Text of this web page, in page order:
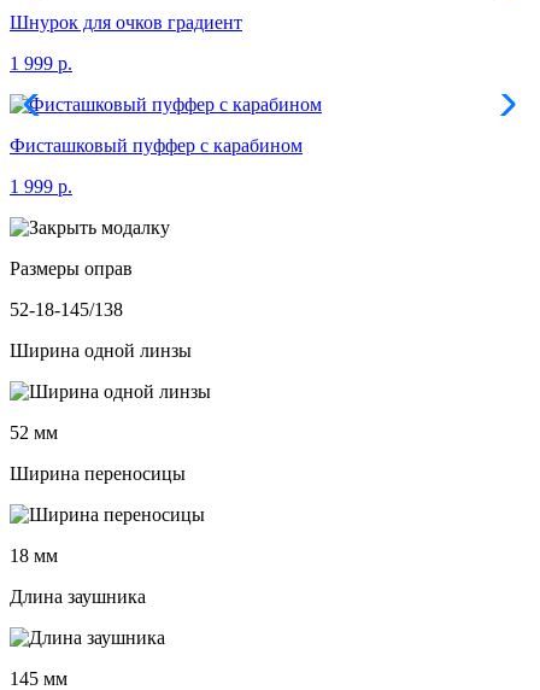
Шнурок для очков градиент
1 999 р.
Фисташковый пуффер с карабином
1 999 р.
Размеры оправ
52-18-145/138
Ширина одной линзы
52 мм
Ширина переносицы
18 мм
Длина заушника
145 мм